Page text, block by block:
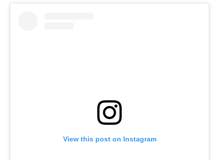
View this post on Instagram